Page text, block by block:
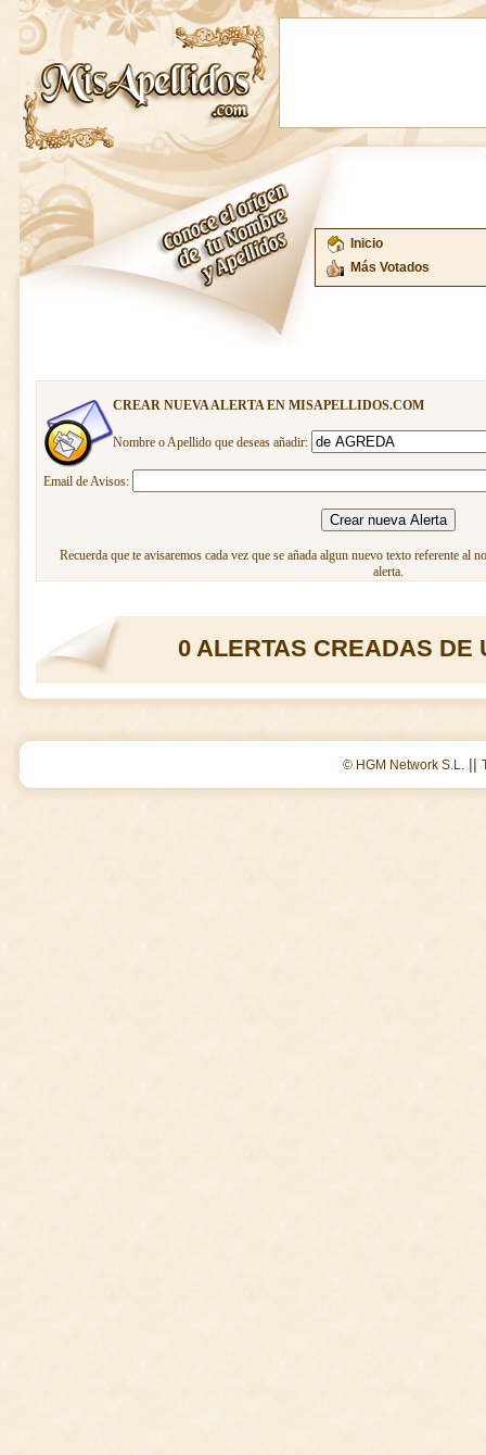
Inicio
Más Votados
CREAR NUEVA ALERTA EN MISAPELLIDOS.COM
Nombre o Apellido que deseas añadir:
Email de Avisos:
Recuerda que te avisaremos cada vez que se añada algun nuevo texto referente al
alerta.
0 ALERTAS CREADAS DE
© HGM Network S.L. ||